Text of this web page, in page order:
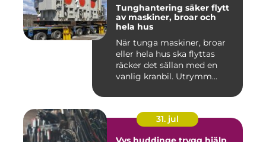
Tunghantering säker flytt
av maskiner, broar och
hela hus
När tunga maskiner, broar
eller hela hus ska flyttas
räcker det sällan med en
vanlig kranbil. Utrymm...
31. jul